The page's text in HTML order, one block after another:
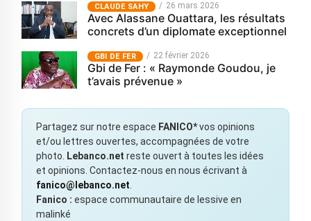
CLAUDE SAHY 26 mars 2026
Avec Alassane Ouattara, les résultats
concrets d’un diplomate exceptionnel
GBI DE FER 22 février 2026
Gbi de Fer : « Raymonde Goudou, je
t’avais prévenue »
Partagez sur notre espace FANICO*vos opinions
et/ou lettres ouvertes, accompagnées de votre
photo.
Lebanco.net reste ouvert à toutes les idées
et opinions. Contactez-nous en nous écrivant à
fanico@lebanco.net
Fanico : espace communautaire de lessive en
malinké